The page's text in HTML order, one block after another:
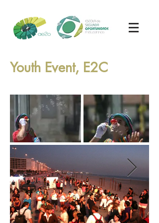
Youth Event, E2C